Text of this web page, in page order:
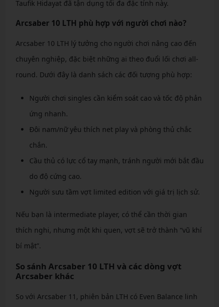
Taufik Hidayat đã tận dụng tối đa đặc tính này.
Arcsaber 10 LTH phù hợp với người chơi nào?
Arcsaber 10 LTH lý tưởng cho người chơi nâng cao đến
chuyên nghiệp, đặc biệt những ai theo đuổi lối chơi all-
round. Dưới đây là danh sách các đối tượng phù hợp:
Người chơi singles cần kiểm soát cao và tốc độ phản
ứng nhanh.
Đôi nam/nữ yêu thích net play và phòng thủ chắc
chắn.
Cầu thủ có lực cổ tay mạnh, tránh người mới bắt đầu
do độ cứng cao.
Người sưu tầm vợt limited edition với giá trị lịch sử.
Nếu bạn là intermediate player, có thể cần thời gian
thích nghi, nhưng một khi quen, vợt sẽ trở thành “vũ khí
bí mật”.
So sánh Arcsaber 10 LTH và các dòng vợt
Arcsaber khác
So với Arcsaber 11, phiên bản LTH có Even Balance linh